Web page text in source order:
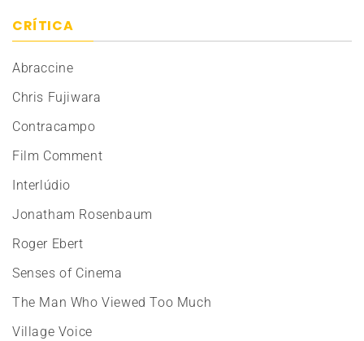
CRÍTICA
Abraccine
Chris Fujiwara
Contracampo
Film Comment
Interlúdio
Jonatham Rosenbaum
Roger Ebert
Senses of Cinema
The Man Who Viewed Too Much
Village Voice